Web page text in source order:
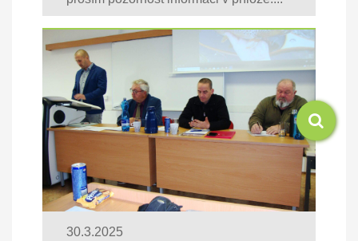
30.3.2025